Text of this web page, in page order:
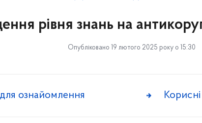
рівня знань на
Опубліковано 19 лютого 2025 року о 15:30
ознайомлення